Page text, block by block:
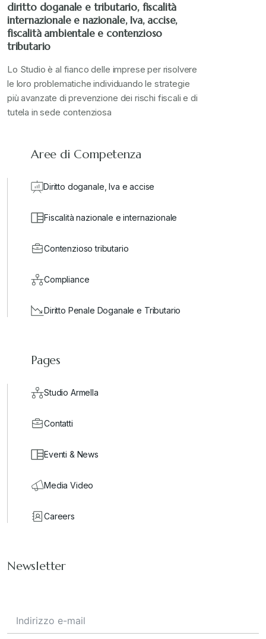
diritto doganale e tributario, fiscalità
internazionale e nazionale, Iva, accise,
fiscalità ambientale e contenzioso
tributario
Lo Studio è al fianco delle imprese per risolvere
le loro problematiche individuando le strategie
più avanzate di prevenzione dei rischi fiscali e di
tutela in sede contenziosa
Aree di Competenza
Diritto doganale, Iva e accise
Fiscalità nazionale e internazionale
Contenzioso tributario
Compliance
Diritto Penale Doganale e Tributario
Pages
Studio Armella
Contatti
Eventi & News
Media Video
Careers
Newsletter